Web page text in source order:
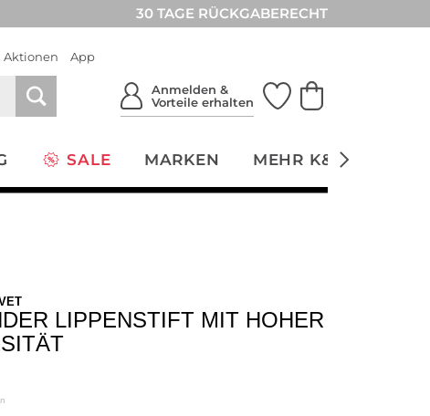
30 TAGE RÜCKGABERECHT
Aktionen App
Anmelden &
Vorteile erhalten
SALE MARKEN MEHR K&Ö
LIPPENSTIFT MIT HOHER